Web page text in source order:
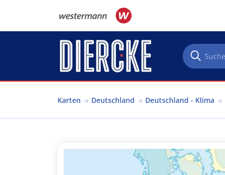
Karten Deutschland Deutschland - Klima